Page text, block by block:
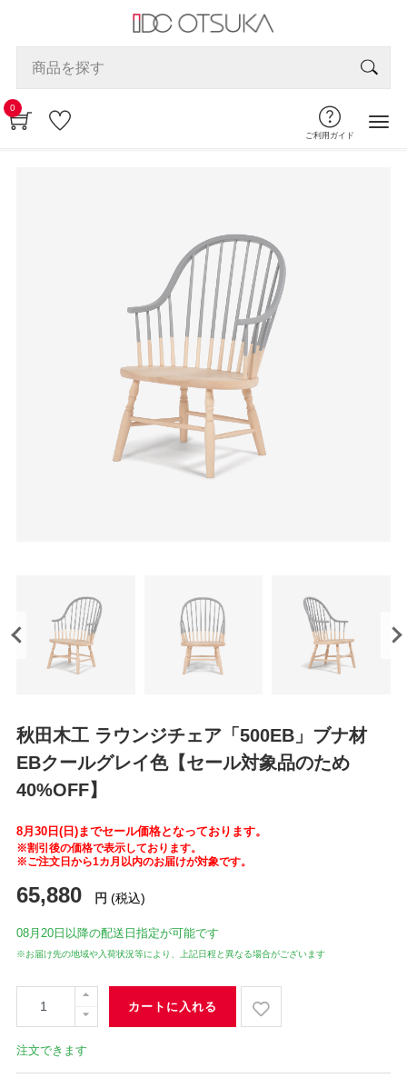
0
ご利用ガイド
秋田木工 ラウンジチェア「500EB」ブナ材
EBクールグレイ色【セール対象品のため
40%OFF】
8月30日(日)までセール価格となっております。
※割引後の価格で表示しております。
※ご注文日から1カ月以内のお届けが対象です。
65,880 円 (税込)
08月20日 以降の配送日指定が可能です
※お届け先の地域や入荷状況等により、上記日程と異なる場合がございます
カートに入れる
注文できます